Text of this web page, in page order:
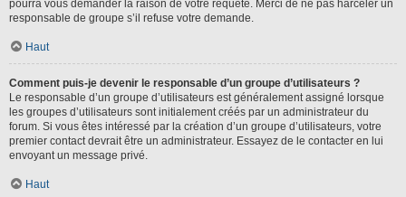
pourra vous demander la raison de votre requête. Merci de ne pas harceler un
responsable de groupe s’il refuse votre demande.
Haut
Comment puis-je devenir le responsable d’un groupe d’utilisateurs ?
Le responsable d’un groupe d’utilisateurs est généralement assigné lorsque
les groupes d’utilisateurs sont initialement créés par un administrateur du
forum. Si vous êtes intéressé par la création d’un groupe d’utilisateurs, votre
premier contact devrait être un administrateur. Essayez de le contacter en lui
envoyant un message privé.
Haut